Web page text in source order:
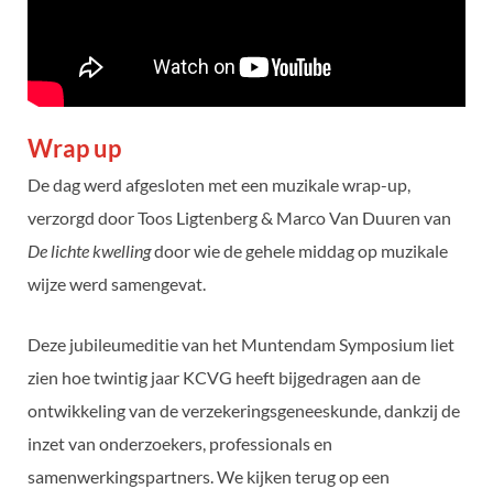
Wrap up
De dag werd afgesloten met een muzikale wrap-up,
verzorgd door Toos Ligtenberg & Marco Van Duuren van
De lichte kwellingdoor wie de gehele middag op muzikale
wijze werd samengevat.
Deze jubileumeditie van het Muntendam Symposium liet
zien hoe twintig jaar KCVG heeft bijgedragen aan de
ontwikkeling van de verzekeringsgeneeskunde, dankzij de
inzet van onderzoekers, professionals en
samenwerkingspartners. We kijken terug op een